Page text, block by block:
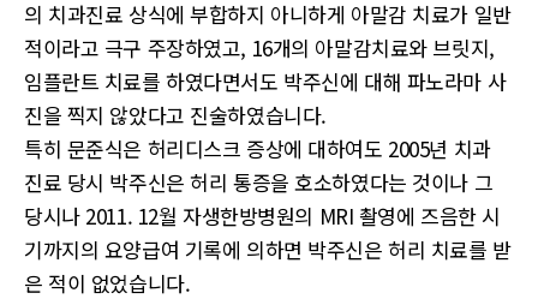
의 치과진료 상식에 부합하지 아니하게 아말감 치료가 일반
적이라고 극구 주장하였고, 16개의 아말감치료와 브릿지,
임플란트 치료를 하였다면서도 박주신에 대해 파노라마 사
진을 찍지 않았다고 진술하였습니다.
특히 문준식은 허리디스크 증상에 대하여도 2005년 치과
진료 당시 박주신은 허리 통증을 호소하였다는 것이나 그
당시나 2011. 12월 자생한방병원의 MRI 촬영에 즈음한 시
기까지의 요양급여 기록에 의하면 박주신은 허리 치료를 받
은 적이 없었습니다.